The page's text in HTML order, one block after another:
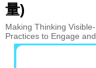
量)
Making Thinking
Practices to Engage